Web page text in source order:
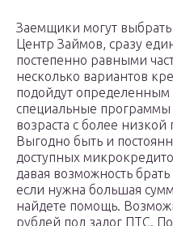
Заемщики могут
Центр Займов, сразу
постепенно равными
несколько вариантов
подойдут определенным
специальные программы
возраста с более
Выгодно быть и
доступных
давая возможность
если нужна большая
найдете помощь.
рублей под залог ПТС. По